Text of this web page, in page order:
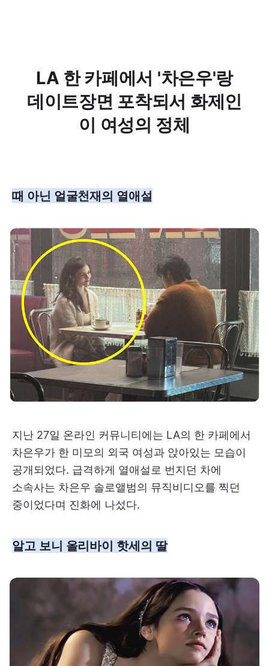
LA 한 카페에서 '차은우'랑
데이트장면 포착되서 화제인
이 여성의 정체
때 아닌 얼굴천재의 열애설
지난 27일 온라인 커뮤니티에는 LA의 한 카페에서
차은우가 한 미모의 외국 여성과 앉아있는 모습이
공개되었다. 급격하게 열애설로 번지던 차에
소속사는 차은우 솔로앨범의 뮤직비디오를 찍던
중이었다며 진화에 나섰다.
알고 보니 올리바이 핫세의 딸